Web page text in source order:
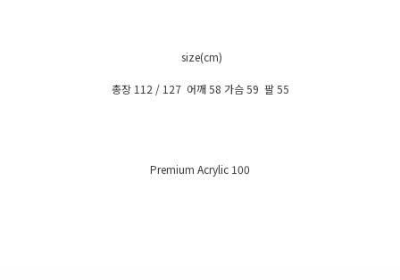
size(cm)
총장 112 / 127 어깨 58 가슴 59 팔 55
Premium Acrylic 100